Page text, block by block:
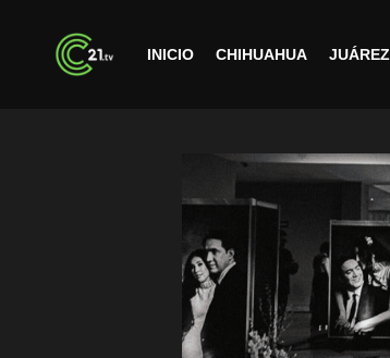
INICIO CHIHUAHUA JUÁREZ